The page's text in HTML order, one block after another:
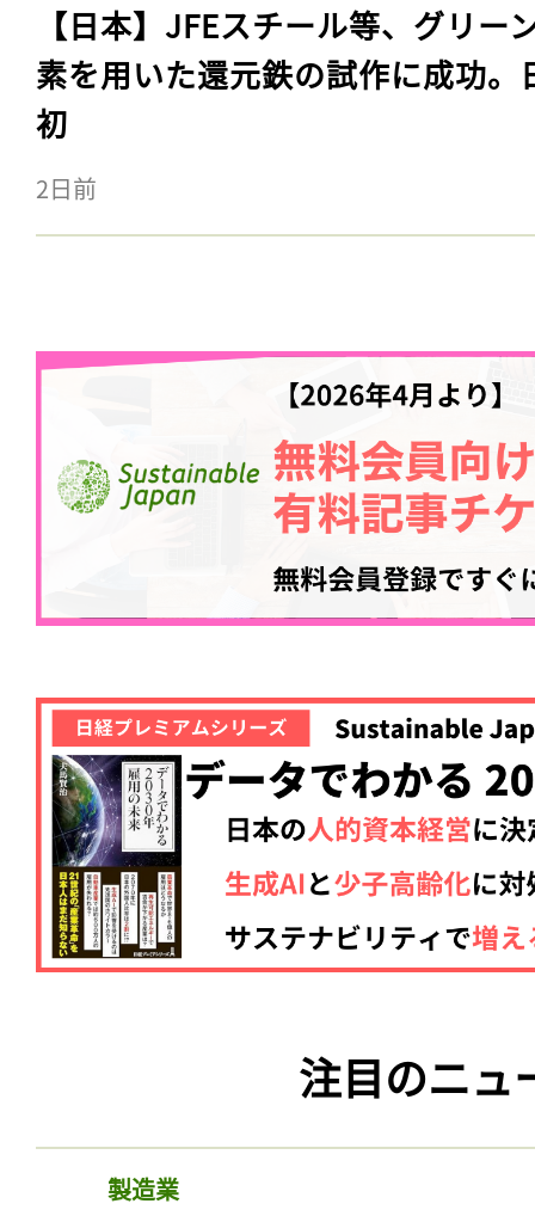
【日本】JFEスチール等、グリー
素を用いた還元鉄の試作に成功。
初
2日前
注目のニュ
製造業